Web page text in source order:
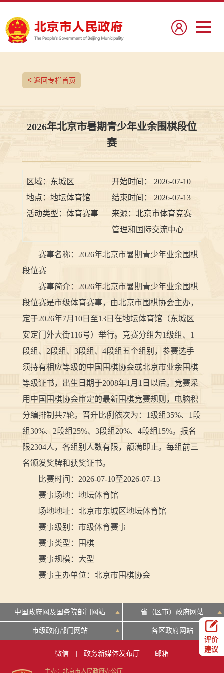
<返回专栏首页
2026年北京市暑期青少年业余围棋段位
赛
区域： 东城区 开始时间：
2026-07-10
地点： 地坛体育馆 结束时间：
2026-07-13
活动类型： 体育赛事 来源： 北京市体育竞赛
管理和国际交流中心
赛事名称：2026年北京市暑期青少年业余围棋
段位赛
赛事简介：2026年北京市暑期青少年业余围棋
段位赛是市级体育赛事，由北京市围棋协会主办，
定于2026年7月10日至13日在地坛体育馆（东城区
安定门外大街116号）举行。竞赛分组为1级组、1
段组、2段组、3段组、4段组五个组别，参赛选手
须持有相应等级的中国围棋协会或北京市业余围棋
等级证书，出生日期于2008年1月1日以后。竞赛采
用中国围棋协会审定的最新围棋竞赛规则，电脑积
分编排制共7轮。晋升比例依次为：1级组35%、1段
组30%、2段组25%、3段组20%、4段组15%。报名
限2304人，各组别人数有限，额满即止。每组前三
名颁发奖牌和获奖证书。
比赛时间：2026-07-10至2026-07-13
赛事场地：地坛体育馆
场地地址：北京市东城区地坛体育馆
赛事级别：市级体育赛事
赛事类型：围棋
赛事规模：大型
赛事主办单位：北京市围棋协会
评价
建议
中国政府网及国务院部门网站 省（区市）政府网站
市级政府部门网站 各区政府网站
微信 政务新媒体发布厅 邮箱